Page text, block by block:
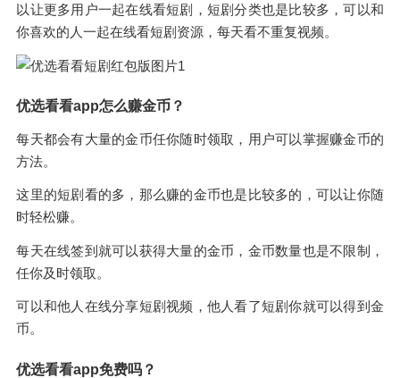
以让更多用户一起在线看短剧，短剧分类也是比较多，可以和
你喜欢的人一起在线看短剧资源，每天看不重复视频。
优选看看app怎么赚金币？
每天都会有大量的金币任你随时领取，用户可以掌握赚金币的
方法。
这里的短剧看的多，那么赚的金币也是比较多的，可以让你随
时轻松赚。
每天在线签到就可以获得大量的金币，金币数量也是不限制，
任你及时领取。
可以和他人在线分享短剧视频，他人看了短剧你就可以得到金
币。
优选看看app免费吗？